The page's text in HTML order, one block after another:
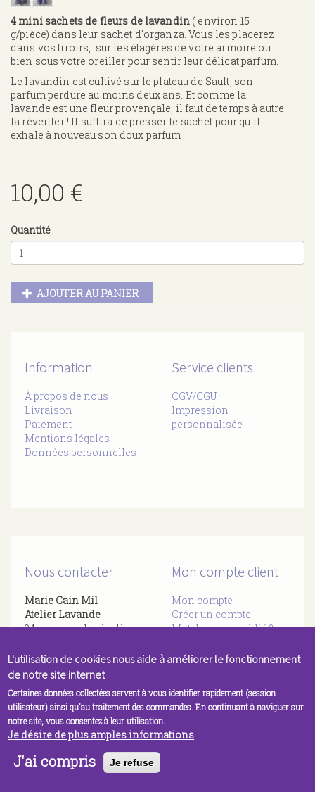
L'utilisation de cookies nous aide à améliorer le fonctionnement
de notre site internet
Certaines données collectées servent à vous identifier rapidement (session
utilisateur) ainsi qu'au traitement des commandes. En continuant à naviguer sur
notre site, vous consentez à leur utilisation.
Je désire de plus amples informations
J'ai compris Je refuse
4 mini sachets de fleurs de lavandin ( environ 15
g/pièce) dans leur sachet d'organza. Vous les placerez
dans vos tiroirs, sur les étagères de votre armoire ou
bien sous votre oreiller pour sentir leur délicat parfum.
Le lavandin est cultivé sur le plateau de Sault, son
parfum perdure au moins deux ans. Et comme la
lavande est une fleur provençale, il faut de temps à autre
la réveiller ! Il suffira de presser le sachet pour qu'il
exhale à nouveau son doux parfum
10,00 €
Quantité
AJOUTER AU PANIER
Information
À propos de nous
Livraison
Paiement
Mentions légales
Données personnelles
Service clients
CGV/CGU
Impression
personnalisée
Nous contacter
Marie Cain Mil
Atelier Lavande
94 impasse des jardins
06 59 69 77 27
ParMail
Mon compte client
Mon compte
Créer un compte
Mot de passe oublié ?
spams
© Orange Bleue agence Web